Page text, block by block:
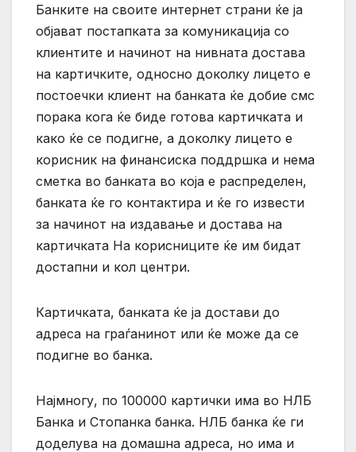
Банките на своите интернет страни ќе ја
објават постапката за комуникација со
клиентите и начинот на нивната достава
на картичките, односно доколку лицето е
постоечки клиент на банката ќе добие смс
порака кога ќе биде готова картичката и
како ќе се подигне, а доколку лицето е
корисник на финансиска поддршка и нема
сметка во банката во која е распределен,
банката ќе го контактира и ќе го извести
за начинот на издавање и достава на
картичката На корисниците ќе им бидат
достапни и кол центри.
Картичката, банката ќе ја достави до
адреса на граѓанинот или ќе може да се
подигне во банка.
Најмногу, по 100000 картички има во НЛБ
Банка и Стопанка банка. НЛБ банка ќе ги
доделува на домашна адреса, но има и